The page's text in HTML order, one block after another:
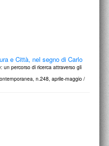
e Città, nel segno di Carlo
un percorso di ricerca attraverso gli
n.248, aprile-maggio /